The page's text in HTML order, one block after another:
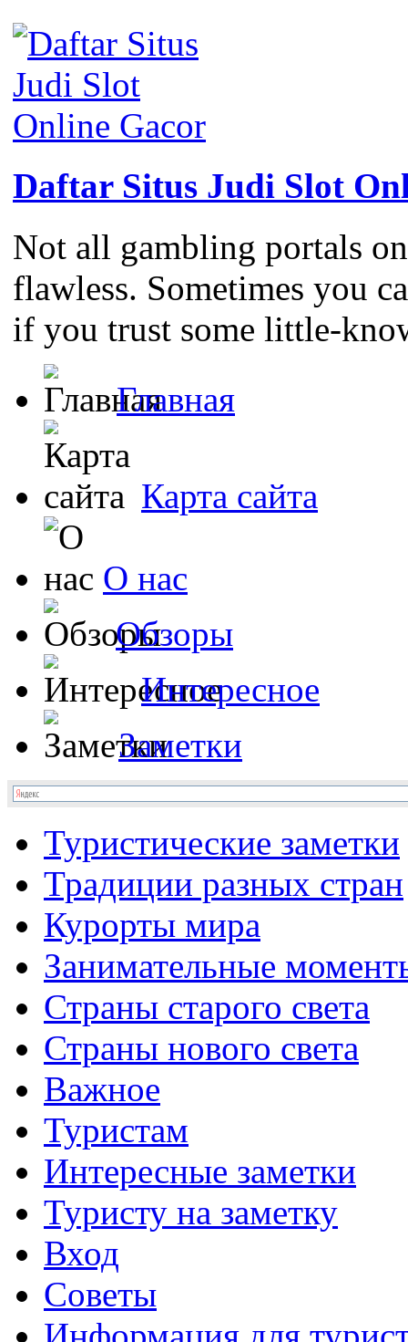
Daftar Situs Judi Slot
Not all gambling portals
flawless. Sometimes you
if you trust some little-
Главная
Карта сайта
О нас
Обзоры
Интересное
Заметки
Туристические заметки
Традиции разных стран
Курорты мира
Занимательные
Страны старого света
Страны нового света
Важное
Туристам
Интересные заметки
Туристу на заметку
Вход
Советы